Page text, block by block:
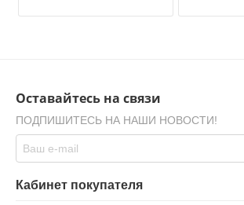
Оставайтесь на связи
ПОДПИШИТЕСЬ НА НАШИ НОВОСТИ!
Кабинет покупателя